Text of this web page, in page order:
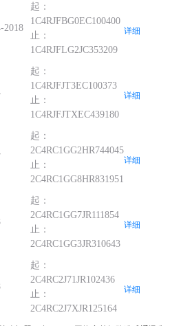
2018
起：
1C4RJFBG0EC100400
止：
1C4RJFLG2JC353209
详细
起：
1C4RJFJT3EC100373
止：
1C4RJFJTXEC439180
详细
起：
2C4RC1GG2HR744045
止：
2C4RC1GG8HR831951
详细
起：
2C4RC1GG7JR111854
止：
2C4RC1GG3JR310643
详细
起：
2C4RC2J71JR102436
止：
2C4RC2J7XJR125164
详细